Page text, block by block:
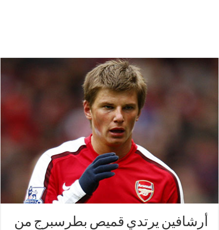
أرشافين يرتدي قميص بطرسبرج من